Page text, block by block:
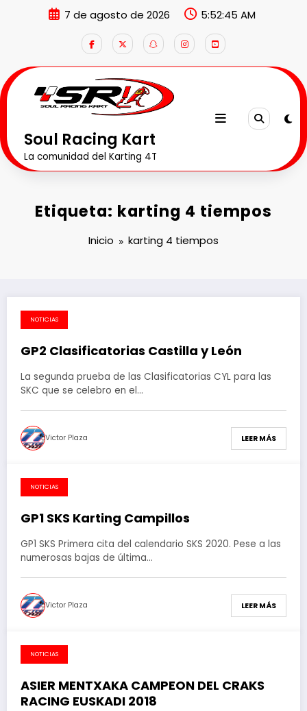
7 de agosto de 2026 5:52:46 AM
Soul Racing Kart
La comunidad del Karting 4T
Etiqueta: karting 4 tiempos
Inicio karting 4 tiempos
26 de febrero de 2020
NOTICIAS
GP2 Clasificatorias Castilla y León
La segunda prueba de las Clasificatorias CYL para las
SKC que se celebro en el…
Victor Plaza LEER MÁS
25 de febrero de 2020
NOTICIAS
GP1 SKS Karting Campillos
GP1 SKS Primera cita del calendario SKS 2020. Pese a las
numerosas bajas de última…
Victor Plaza LEER MÁS
29 de noviembre de 2018
NOTICIAS
ASIER MENTXAKA CAMPEON DEL CRAKS
RACING EUSKADI 2018